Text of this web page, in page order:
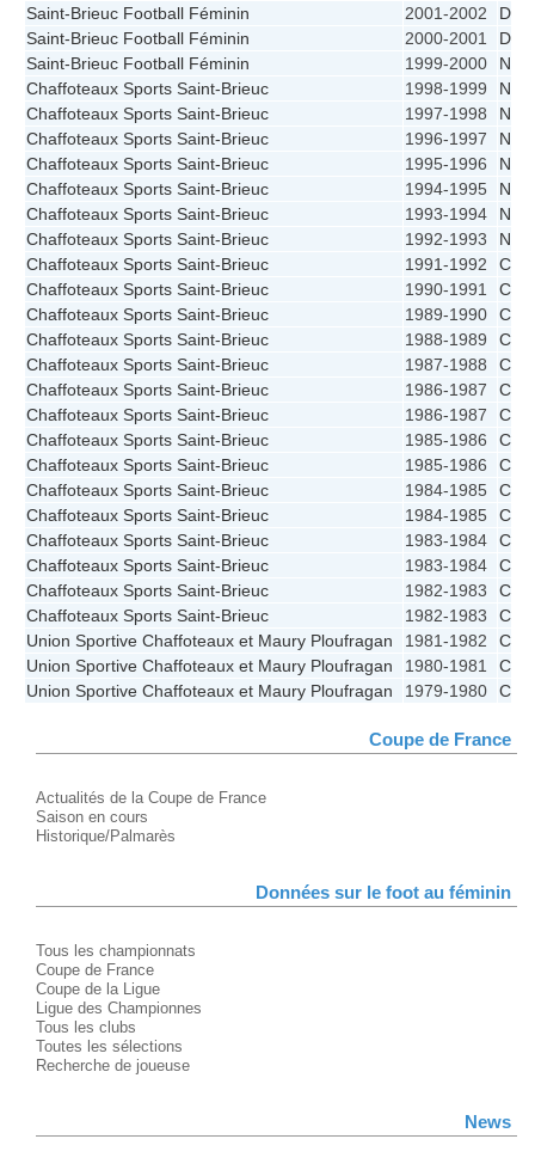
Saint-Brieuc Football Féminin 2001-2002
D1
Saint-Brieuc Football Féminin
2000-2001
D1
Saint-Brieuc Football Féminin
1999-2000
N1A
Chaffoteaux Sports Saint-Brieuc
1998-1999
N1A
Chaffoteaux Sports Saint-Brieuc
1997-1998
N1A
Chaffoteaux Sports Saint-Brieuc
1996-1997
N1A
Chaffoteaux Sports Saint-Brieuc
1995-1996
N1A
Chaffoteaux Sports Saint-Brieuc
1994-1995
N1A
Chaffoteaux Sports Saint-Brieuc
1993-1994
N1A
Chaffoteaux Sports Saint-Brieuc
1992-1993
N1A
Chaffoteaux Sports Saint-Brieuc
1991-1992
CFF
Chaffoteaux Sports Saint-Brieuc
1990-1991
CFF
Chaffoteaux Sports Saint-Brieuc
1989-1990
CFF
Chaffoteaux Sports Saint-Brieuc
1988-1989
CFF
Chaffoteaux Sports Saint-Brieuc
1987-1988
CFF
Chaffoteaux Sports Saint-Brieuc
1986-1987
CFF
Chaffoteaux Sports Saint-Brieuc
1986-1987
CFF
Chaffoteaux Sports Saint-Brieuc
1985-1986
CFF
Chaffoteaux Sports Saint-Brieuc
1985-1986
CFF
Chaffoteaux Sports Saint-Brieuc
1984-1985
CFF
Chaffoteaux Sports Saint-Brieuc
1984-1985
CFF
Chaffoteaux Sports Saint-Brieuc
1983-1984
CFF
Chaffoteaux Sports Saint-Brieuc
1983-1984
CFF
Chaffoteaux Sports Saint-Brieuc
1982-1983
CFF
Chaffoteaux Sports Saint-Brieuc
1982-1983
CFF
Union Sportive Chaffoteaux et Maury Ploufragan
1981-1982
CFF
Union Sportive Chaffoteaux et Maury Ploufragan
1980-1981
CFF
Union Sportive Chaffoteaux et Maury Ploufragan
1979-1980 CFF
Coupe de France
Actualités de la Coupe de France
Saison en cours
Historique/Palmarès
Données sur le foot au féminin
Tous les championnats
Coupe de France
Coupe de la Ligue
Ligue des Championnes
Tous les clubs
Toutes les sélections
Recherche de joueuse
News